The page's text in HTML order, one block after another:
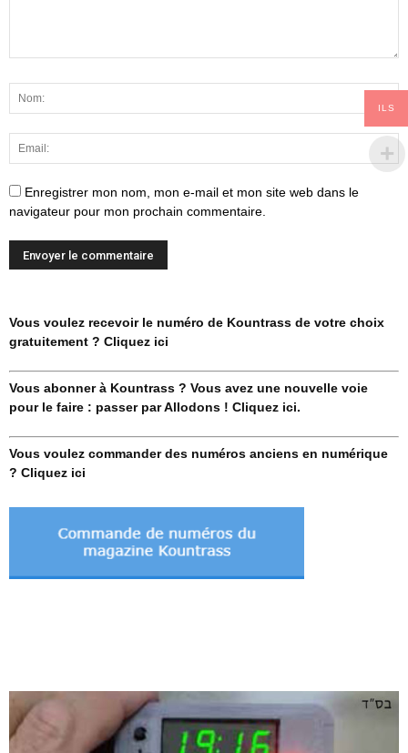
Enregistrer mon nom, mon e-mail et mon site web dans le
navigateur pour mon prochain commentaire.
Vous voulez recevoir le numéro de Kountrass de votre choix
gratuitement ? Cliquez ici
Vous abonner à Kountrass ? Vous avez une nouvelle voie
pour le faire : passer par Allodons ! Cliquez ici.
Vous voulez commander des numéros anciens en numérique
? Cliquez ici
ILS